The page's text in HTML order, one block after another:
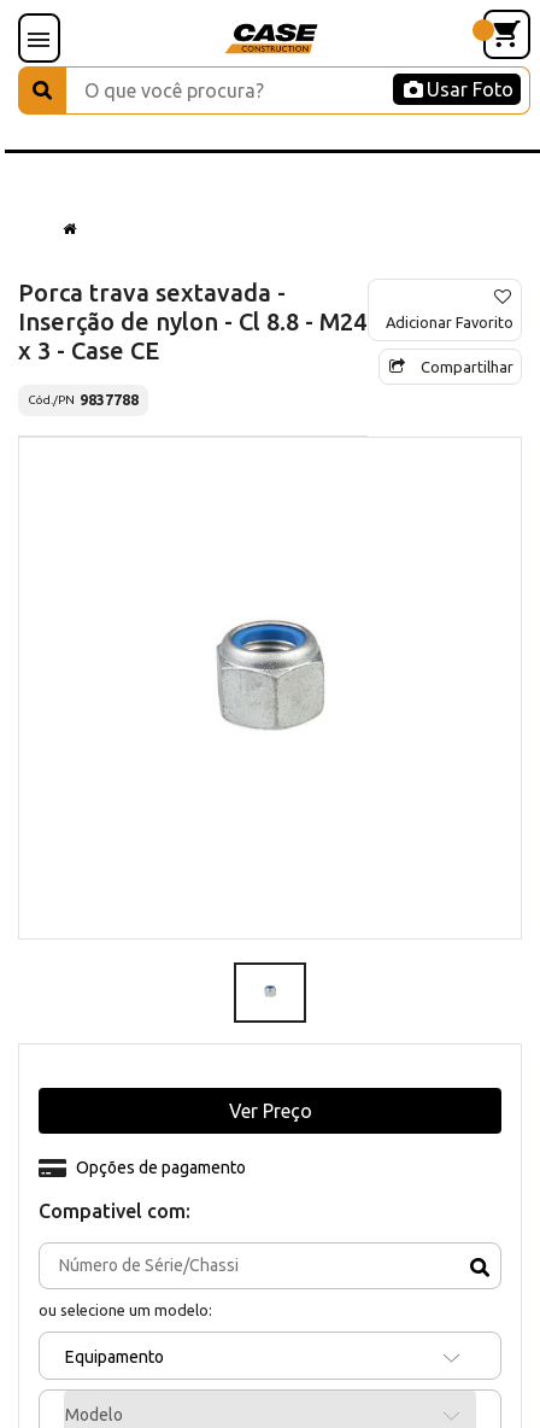
Usar Foto
Porca trava sextavada -
Inserção de nylon - Cl 8.8 - M24
x 3 - Case CE
Cód./PN 9837788
Adicionar Favorito
Compartilhar
Compativel com:
ou selecione um modelo:
Equipamento
Modelo
Opções de pagamento
Ver Preço